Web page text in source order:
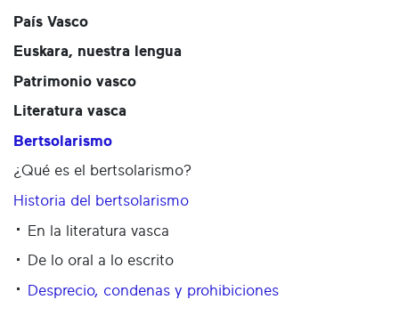
País Vasco
Euskara, nuestra lengua
Patrimonio vasco
Literatura vasca
Bertsolarismo
¿Qué es el bertsolarismo?
Historia del bertsolarismo
En la literatura vasca
De lo oral a lo escrito
Desprecio, condenas y prohibiciones